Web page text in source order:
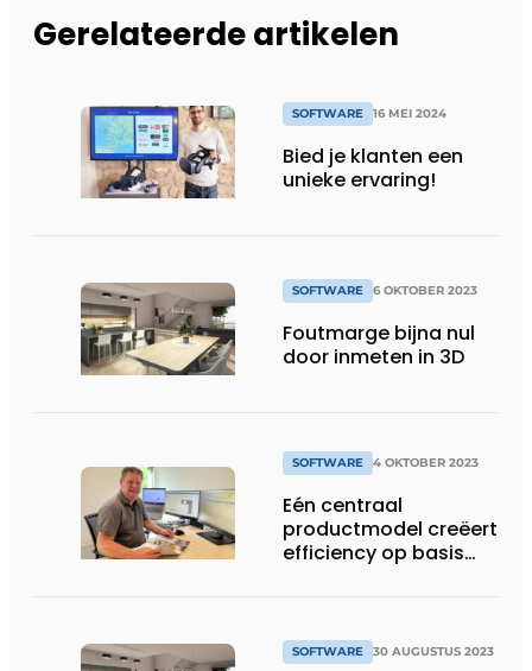
Gerelateerde artikelen
SOFTWARE 16 MEI 2024
Bied je klanten een
unieke ervaring!
SOFTWARE 6 OKTOBER 2023
Foutmarge bijna nul
door inmeten in 3D
SOFTWARE 4 OKTOBER 2023
Eén centraal
productmodel creëert
efficiency op basis
SOFTWARE 30 AUGUSTUS 2023